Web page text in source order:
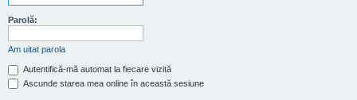
Parolă:
Am uitat parola
Autentifică-mă automat la fiecare vizită
Ascunde starea mea online în această sesiune